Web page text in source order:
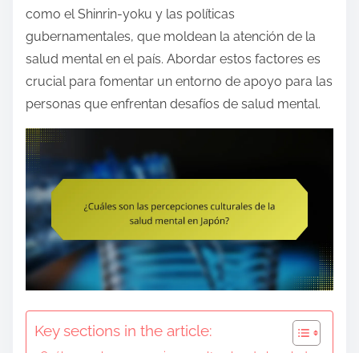
como el Shinrin-yoku y las políticas
gubernamentales, que moldean la atención de la
salud mental en el país. Abordar estos factores es
crucial para fomentar un entorno de apoyo para las
personas que enfrentan desafíos de salud mental.
Key sections in the article: